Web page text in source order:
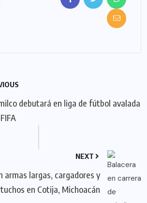
debutará en liga de fútbol avalada
NEXT
armas largas, cargadores y
en Cotija, Michoacán